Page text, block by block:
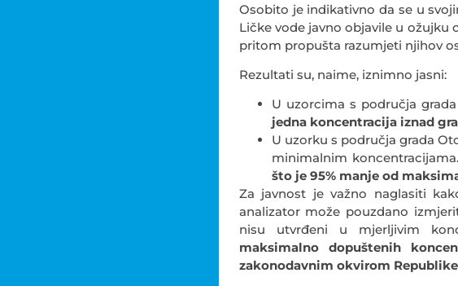
Osobito je indikativno da se u
Ličke vode javno objavile u ožujku
pritom propušta razumjeti njihov
Rezultati su, naime, iznimno jasni:
U uzorcima s područja
jedna koncentracija iznad
U uzorku s područja grada
minimalnim koncentracijama.
što je 95% manje od
Za javnost je važno naglasiti
analizator može pouzdano
nisu utvrđeni u mjerljivim
maksimalno dopuštenih
zakonodavnim okvirom